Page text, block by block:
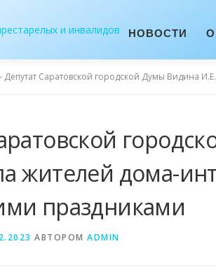
НОВОСТИ
- Депутат Саратовской городской Думы Видина
жителей дома-
праздниками
АВТОРОМ ADMIN